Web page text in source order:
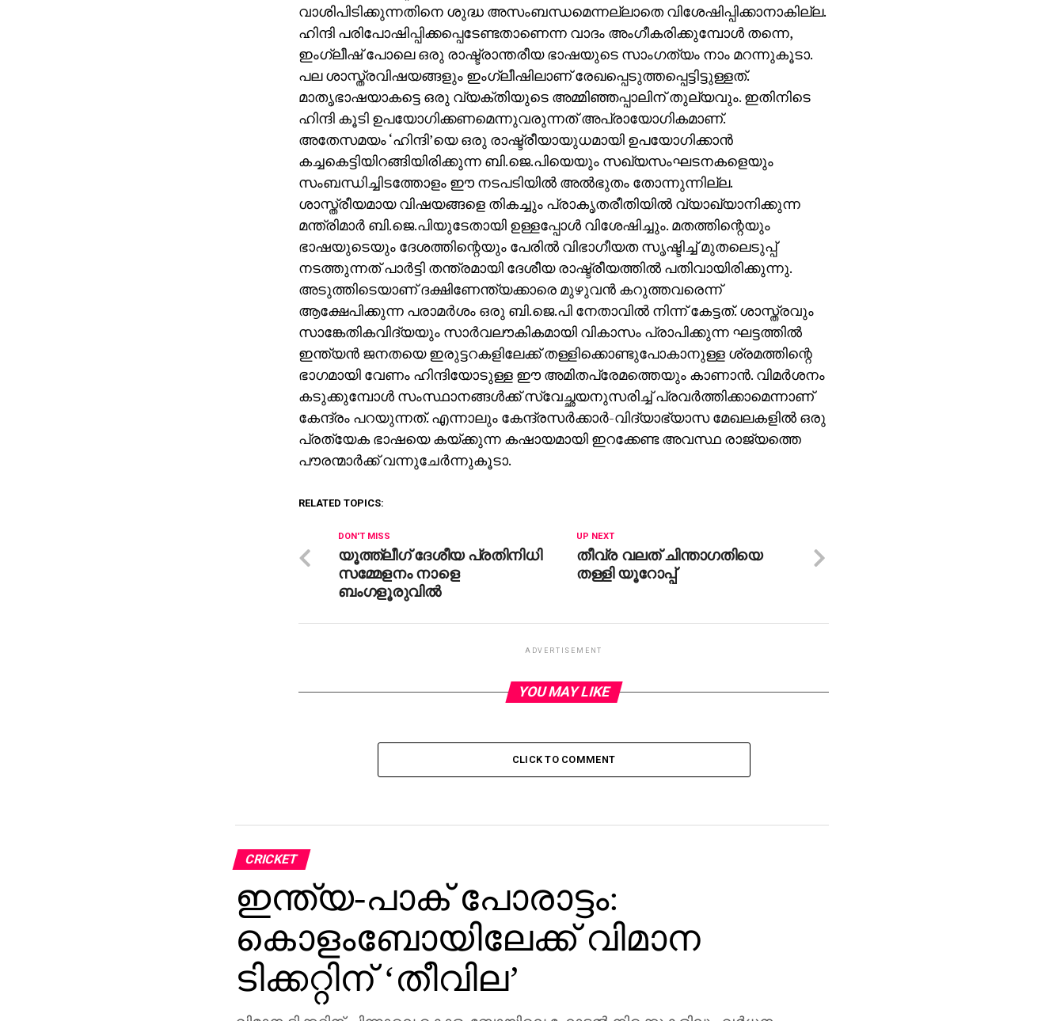
വാശിപിടിക്കുന്നതിനെ ശുദ്ധ അസംബന്ധമെന്നല്ലാതെ വിശേഷിപ്പിക്കാനാകില്ല.
ഹിന്ദി പരിപോഷിപ്പിക്കപ്പെടേണ്ടതാണെന്ന വാദം അംഗീകരിക്കുമ്പോള്‍ തന്നെ,
ഇംഗ്ലീഷ് പോലെ ഒരു രാഷ്ട്രാന്തരീയ ഭാഷയുടെ സാംഗത്യം നാം മറന്നുകൂടാ.
പല ശാസ്ത്രവിഷയങ്ങളും ഇംഗ്ലീഷിലാണ് രേഖപ്പെടുത്തപ്പെട്ടിട്ടുള്ളത്.
മാതൃഭാഷയാകട്ടെ ഒരു വ്യക്തിയുടെ അമ്മിഞ്ഞപ്പാലിന് തുല്യവും. ഇതിനിടെ
ഹിന്ദി കൂടി ഉപയോഗിക്കണമെന്നുവരുന്നത് അപ്രായോഗികമാണ്.
അതേസമയം ‘ഹിന്ദി’യെ ഒരു രാഷ്ട്രീയായുധമായി ഉപയോഗിക്കാന്‍
കച്ചകെട്ടിയിറങ്ങിയിരിക്കുന്ന ബി.ജെ.പിയെയും സഖ്യസംഘടനകളെയും
സംബന്ധിച്ചിടത്തോളം ഈ നടപടിയില്‍ അല്‍ഭുതം തോന്നുന്നില്ല.
ശാസ്ത്രീയമായ വിഷയങ്ങളെ തികച്ചും പ്രാകൃതരീതിയില്‍ വ്യാഖ്യാനിക്കുന്ന
മന്ത്രിമാര്‍ ബി.ജെ.പിയുടേതായി ഉള്ളപ്പോള്‍ വിശേഷിച്ചും. മതത്തിന്റെയും
ഭാഷയുടെയും ദേശത്തിന്റെയും പേരില്‍ വിഭാഗീയത സൃഷ്ടിച്ച് മുതലെടുപ്പ്
നടത്തുന്നത് പാര്‍ട്ടി തന്ത്രമായി ദേശീയ രാഷ്ട്രീയത്തില്‍ പതിവായിരിക്കുന്നു.
അടുത്തിടെയാണ് ദക്ഷിണേന്ത്യക്കാരെ മുഴുവന്‍ കറുത്തവരെന്ന്
ആക്ഷേപിക്കുന്ന പരാമര്‍ശം ഒരു ബി.ജെ.പി നേതാവില്‍ നിന്ന് കേട്ടത്. ശാസ്ത്രവും
സാങ്കേതികവിദ്യയും സാര്‍വലൗകികമായി വികാസം പ്രാപിക്കുന്ന ഘട്ടത്തില്‍
ഇന്ത്യന്‍ ജനതയെ ഇരുട്ടറകളിലേക്ക് തള്ളിക്കൊണ്ടുപോകാനുള്ള ശ്രമത്തിന്റെ
ഭാഗമായി വേണം ഹിന്ദിയോടുള്ള ഈ അമിതപ്രേമത്തെയും കാണാന്‍. വിമര്‍ശനം
കടുക്കുമ്പോള്‍ സംസ്ഥാനങ്ങള്‍ക്ക് സ്വേച്ഛയനുസരിച്ച് പ്രവര്‍ത്തിക്കാമെന്നാണ്
കേന്ദ്രം പറയുന്നത്. എന്നാലും കേന്ദ്രസര്‍ക്കാര്‍-വിദ്യാഭ്യാസ മേഖലകളില്‍ ഒരു
പ്രത്യേക ഭാഷയെ കയ്ക്കുന്ന കഷായമായി ഇറക്കേണ്ട അവസ്ഥ രാജ്യത്തെ
പൗരന്മാര്‍ക്ക് വന്നുചേര്‍ന്നുകൂടാ.
RELATED TOPICS:
UP NEXT
തീവ്ര വലത് ചിന്താഗതിയെ
തള്ളി യൂറോപ്പ്
DON'T MISS
യൂത്ത്‌ലീഗ് ദേശീയ പ്രതിനിധി
സമ്മേളനം നാളെ
ബംഗളൂരുവില്‍
ADVERTISEMENT
YOU MAY LIKE
CLICK TO COMMENT
CRICKET
ഇന്ത്യ-പാക് പോരാട്ടം:
കൊളംബോയിലേക്ക് വിമാന
ടിക്കറ്റിന് ‘തീവില’